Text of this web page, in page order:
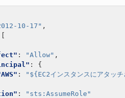
10-17" ,
: "Allow" ,
:
{
:
"${EC2インスタンスにアタッ
:
"sts:AssumeRole"